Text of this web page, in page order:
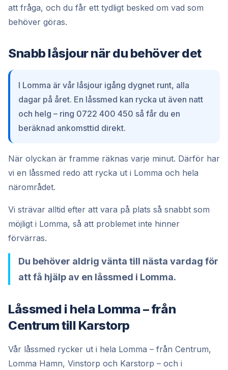
att fråga, och du får ett tydligt besked om vad som
behöver göras.
Snabb låsjour när du behöver det
I Lomma är vår låsjour igång dygnet runt, alla
dagar på året. En låssmed kan rycka ut även natt
och helg – ring 0722 400 450 så får du en
beräknad ankomsttid direkt.
När olyckan är framme räknas varje minut. Därför har
vi en låssmed redo att rycka ut i Lomma och hela
närområdet.
Vi strävar alltid efter att vara på plats så snabbt som
möjligt i Lomma, så att problemet inte hinner
förvärras.
Du behöver aldrig vänta till nästa vardag för
att få hjälp av en låssmed i Lomma.
Låssmed i hela Lomma – från
Centrum till Karstorp
Vår låssmed rycker ut i hela Lomma – från Centrum,
Lomma Hamn, Vinstorp och Karstorp – och i